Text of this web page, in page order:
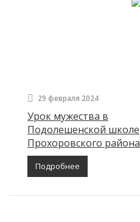
29 февраля 2024
Урок мужества в
Подолешенской школе
Прохоровского района
Подробнее